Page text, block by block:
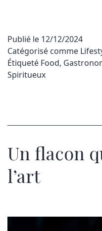
Publié le 12/12/2024
Catégorisé comme
Étiqueté Food,
Spiritueux
Un flacon
l’art